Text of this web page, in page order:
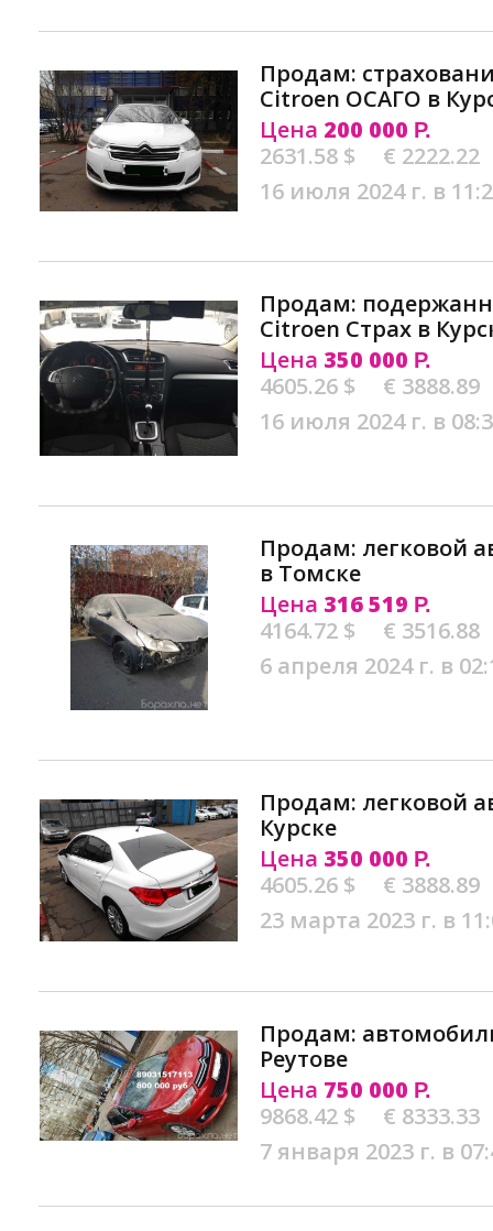
Продам:
Citroen ОСАГО в
Цена 200 000 Р.
2631.58 $
€ 2222.22
16 июля 2024 г. в
Продам:
Citroen Страх в
Цена 350 000 Р.
4605.26 $
€ 3888.89
16 июля 2024 г. в
Продам: легковой
в Томске
Цена 316 519 Р.
4164.72 $
€ 3516.88
6 апреля 2024 г. в
Продам: легковой
Курске
Цена 350 000 Р.
4605.26 $
€ 3888.89
23 марта 2023 г. в
Продам:
Реутове
Цена 750 000 Р.
9868.42 $
€ 8333.33
7 января 2023 г. в